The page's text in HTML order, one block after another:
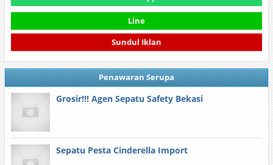
Line
Sundul Iklan
Penawaran Serupa
Grosir!!! Agen Sepatu Safety Bekasi
Sepatu Pesta Cinderella Import